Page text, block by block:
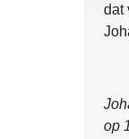
dat
op